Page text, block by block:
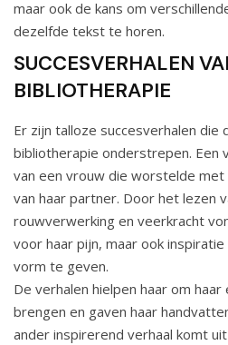
maar ook de kans om
dezelfde tekst te horen.
SUCCESVERHALEN
BIBLIOTHERAPIE
Er zijn talloze succesverhalen die
bibliotherapie onderstrepen. Een
van een vrouw die worstelde
van haar partner. Door het lezen
rouwverwerking en veerkracht
voor haar pijn, maar ook
vorm te geven.
De verhalen hielpen haar om
brengen en gaven haar
ander inspirerend verhaal komt